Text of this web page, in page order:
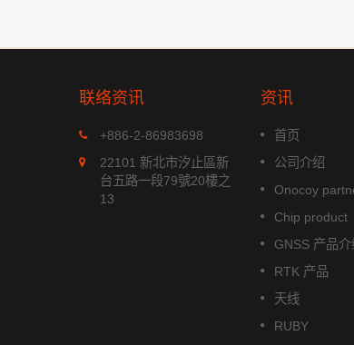
联络资讯
+886-2-86983698
22101 新北市汐止區新
台五路一段79號20樓之
13
资讯
首页
公司介绍
Onocoy
Chip product
GNSS 产品介
RTK 产品
天线
RUBY
MGS-1513-52Q
MGS-1513-52Q 是一
立多频GNSS 智能天线
含嵌入式贴片天线和基
AG3352Q 平台的